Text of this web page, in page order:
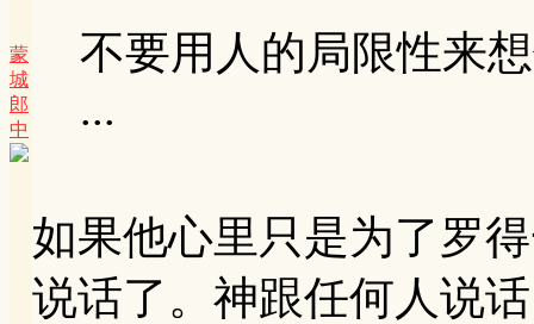
蒙
城
郎
中
不要用人的局限性来
...
如果他心里只是为了罗
说话了。神跟任何人说